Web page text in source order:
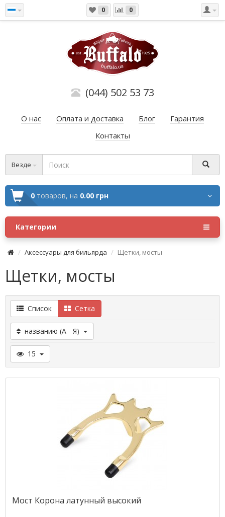
0 0
(044) 502 53 73
О нас Оплата и доставка Блог
Гарантия
Контакты
Везде
0 товаров, на 0.00 грн
Категории
Аксессуары для бильярда Щетки, мосты
Щетки, мосты
Список Сетка
названию (А - Я)
15
Мост Корона латунный высокий